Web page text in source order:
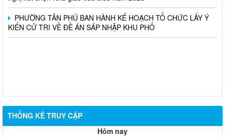
PHƯỜNG TÂN PHÚ BAN HÀNH KẾ HOẠCH TỔ CHỨC LẤY Ý
KIẾN CỬ TRI VỀ ĐỀ ÁN SÁP NHẬP KHU PHỐ
THỐNG KÊ TRUY CẬP
Hôm nay